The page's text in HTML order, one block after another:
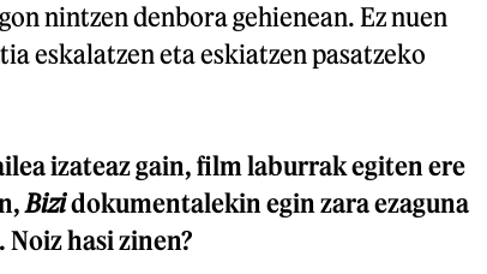
nintzen denbora gehienean. Ez nuen
eskalatzen eta eskiatzen pasatzeko
izateaz gain, film laburrak egiten ere
Bizidokumentalekin egin zara ezaguna
hasi zinen?